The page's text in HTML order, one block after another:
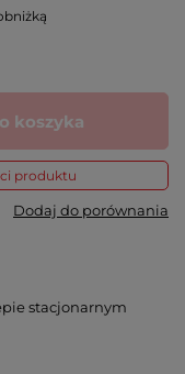
koszyka
produktu
Dodaj do porównania
stacjonarnym